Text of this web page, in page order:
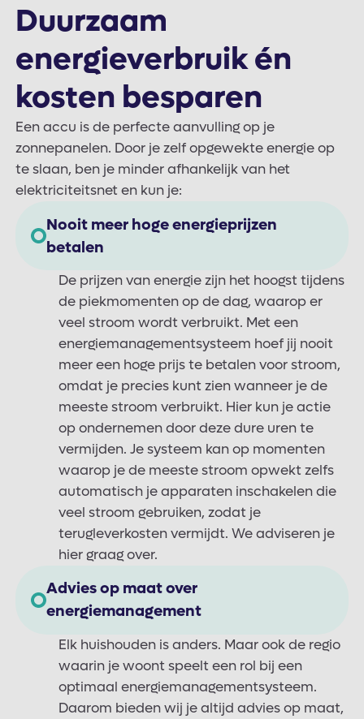
Duurzaam
energieverbruik én
kosten besparen
Een accu is de perfecte aanvulling op je
zonnepanelen. Door je zelf opgewekte energie op
te slaan, ben je minder afhankelijk van het
elektriciteitsnet en kun je:
Nooit meer hoge energieprijzen
betalen
De prijzen van energie zijn het hoogst tijdens
de piekmomenten op de dag, waarop er
veel stroom wordt verbruikt. Met een
energiemanagementsysteem hoef jij nooit
meer een hoge prijs te betalen voor stroom,
omdat je precies kunt zien wanneer je de
meeste stroom verbruikt. Hier kun je actie
op ondernemen door deze dure uren te
vermijden. Je systeem kan op momenten
waarop je de meeste stroom opwekt zelfs
automatisch je apparaten inschakelen die
veel stroom gebruiken, zodat je
terugleverkosten vermijdt. We adviseren je
hier graag over.
Advies op maat over
energiemanagement
Elk huishouden is anders. Maar ook de regio
waarin je woont speelt een rol bij een
optimaal energiemanagementsysteem.
Daarom bieden wij je altijd advies op maat,